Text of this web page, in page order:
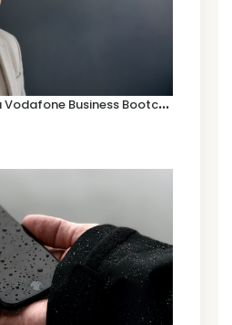
T
imișoara ajunge la Vodafone Business Bootcamp prin Marius Cermian de la Armour România